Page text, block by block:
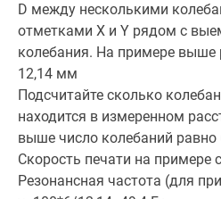
D между несколькими
отметками X и Y рядом с
колебания. На примере выше
12,14 мм
Подсчитайте сколько
находится в измеренном
выше число колебаний равно
Скорость печати на примере
Резонансная частота (для